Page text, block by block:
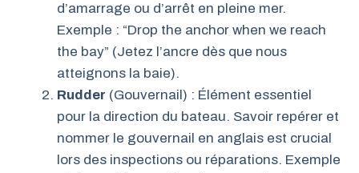
d’amarrage ou d’arrêt en pleine mer.
Exemple : “Drop the anchor when we reach
the bay” (Jetez l’ancre dès que nous
atteignons la baie).
Rudder (Gouvernail) : Élément essentiel
pour la direction du bateau. Savoir repérer et
nommer le gouvernail en anglais est crucial
lors des inspections ou réparations. Exemple